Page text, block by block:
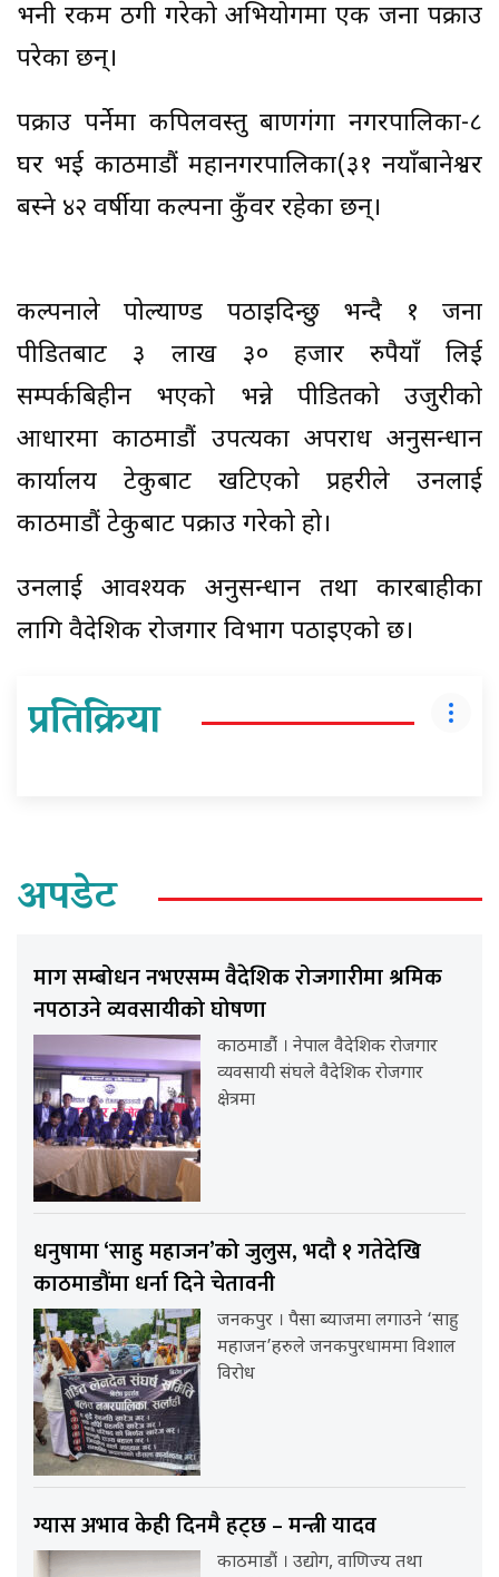
भनी रकम ठगी गरेको अभियोगमा एक जना पक्राउ
परेका छन्।
पक्राउ पर्नेमा कपिलवस्तु बाणगंगा नगरपालिका-८
घर भई काठमाडौं महानगरपालिका(३१ नयाँबानेश्वर
बस्ने ४२ वर्षीया कल्पना कुँवर रहेका छन्।
कल्पनाले पोल्याण्ड पठाइदिन्छु भन्दै १ जना
पीडितबाट ३ लाख ३० हजार रुपैयाँ लिई
सम्पर्कबिहीन भएको भन्ने पीडितको उजुरीको
आधारमा काठमाडौं उपत्यका अपराध अनुसन्धान
कार्यालय टेकुबाट खटिएको प्रहरीले उनलाई
काठमाडौं टेकुबाट पक्राउ गरेको हो।
उनलाई आवश्यक अनुसन्धान तथा कारबाहीका
लागि वैदेशिक रोजगार विभाग पठाइएको छ।
प्रतिक्रिया
अपडेट
माग सम्बोधन नभएसम्म वैदेशिक रोजगारीमा श्रमिक
नपठाउने व्यवसायीको घोषणा
काठमाडौंं । नेपाल वैदेशिक रोजगार
व्यवसायी संघले वैदेशिक रोजगार
क्षेत्रमा
धनुषामा ‘साहु महाजन’को जुलुस, भदौ १ गतेदेखि
काठमाडौंमा धर्ना दिने चेतावनी
जनकपुर । पैसा ब्याजमा लगाउने ‘साहु
महाजन’हरुले जनकपुरधाममा विशाल
विरोध
ग्यास अभाव केही दिनमै हट्छ – मन्त्री यादव
काठमाडौं । उद्योग, वाणिज्य तथा